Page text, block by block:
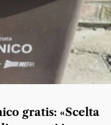
gratis: «Scelta